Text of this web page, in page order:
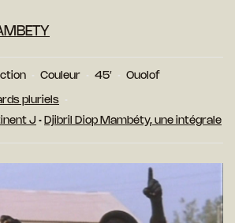
Couleur 45′ Ouolof
pluriels
J • Djibril Diop Mambéty, une intégrale